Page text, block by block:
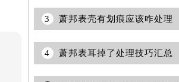
3 萧邦表壳有划痕应该咋处理
4 萧邦表耳掉了处理技巧汇总